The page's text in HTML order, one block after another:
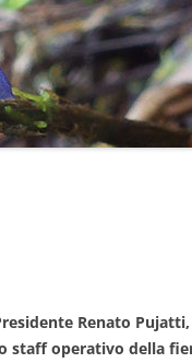
Renato
staff operativo della